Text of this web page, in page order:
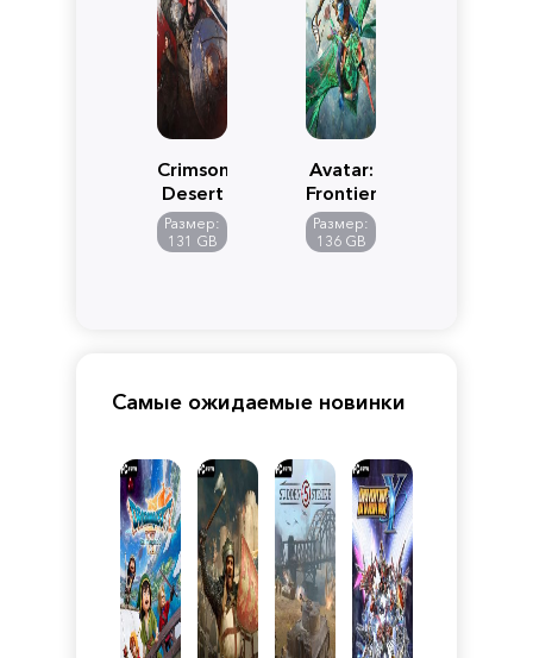
Crimson
Desert
Размер:
131 GB
Avatar:
Frontiers
of
Pandora
Размер:
136 GB
Самые ожидаемые новинки